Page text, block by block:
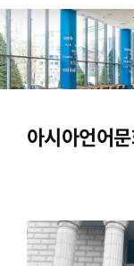
아시아언어